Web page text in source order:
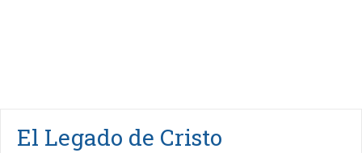
El Legado de Cristo